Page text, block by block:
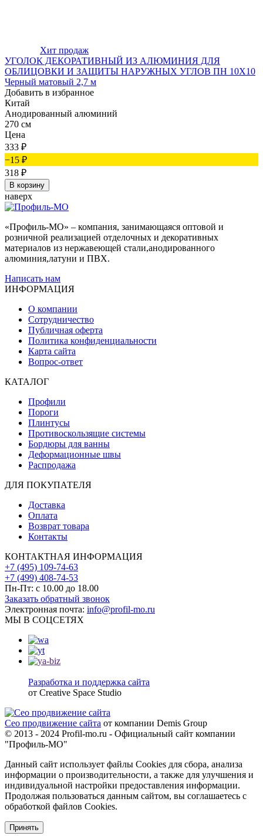
Хит продаж
УГОЛОК ДЕКОРАТИВНЫЙ ИЗ АЛЮМИНИЯ ДЛЯ
ОБЛИЦОВКИ И ЗАЩИТЫ НАРУЖНЫХ УГЛОВ ПН 10Х10
Черный матовый 2,7 м
Добавить в избранное
Китай
Анодированный алюминий
270 см
Цена
333 ₽
−15 ₽
318 ₽
В корзину
наверх
«Профиль-МО» – компания, занимающаяся оптовой и
розничной реализацией отделочных и декоративных
материалов из нержавеющей стали,анодированного
алюминия,латуни и ПВХ.
Написать нам
ИНФОРМАЦИЯ
О компании
Сотрудничество
Публичная оферта
Политика конфиденциальности
Карта сайта
Вопрос-ответ
КАТАЛОГ
Профили
Пороги
Плинтусы
Противоскользящие системы
Бордюры для ванны
Деформационные швы
Распродажа
ДЛЯ ПОКУПАТЕЛЯ
Доставка
Оплата
Возврат товара
Контакты
КОНТАКТНАЯ ИНФОРМАЦИЯ
+7 (495) 109-74-63
+7 (499) 408-74-53
Пн-Пт: с 10.00 до 18.00
Заказать обратный звонок
Электронная почта: info@profil-mo.ru
МЫ В СОЦСЕТЯХ
Разработка и поддержка сайта
от Creative Space Studio
Сео продвижение сайта от компании Demis Group
© 2013 - 2024 Profil-mo.ru - Официальный сайт компании
"Профиль-МО"
Данный сайт использует файлы Cookies для сбора, анализа
информации о производительности, а также для улучшения и
индивидуальной настройки предоставления информации.
Продолжая пользоваться данным сайтом, вы соглашаетесь с
обработкой файлов Cookies.
Принять